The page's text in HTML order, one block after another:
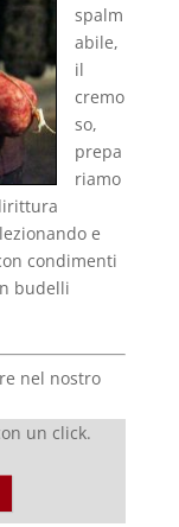
spalm
abile,
il
cremo
so,
prepa
riamo
e
condimenti
budelli
nel nostro
un click.